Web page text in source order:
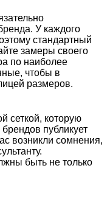
У каждого
стандартный
замеры своего
по наиболее
чтобы в
размеров.
сеткой, которую
публикует
возникли сомнения,
быть не только